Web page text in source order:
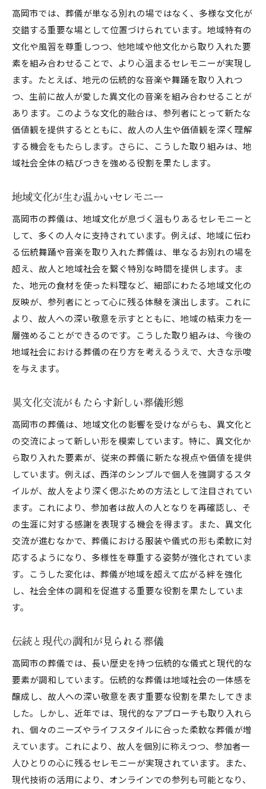
高岡市では、葬儀が単なる別れの場ではなく、多様な文化が
交錯する重要な場として位置づけられています。地域特有の
文化や風習を尊重しつつ、他地域や他文化から取り入れた要
素を組み合わせることで、より心温まるセレモニーが実現し
ます。たとえば、地元の伝統的な音楽や舞踊を取り入れつ
つ、生前に故人が愛した異文化の音楽を組み合わせることが
あります。このような文化的融合は、参列者にとって新たな
価値観を提供するとともに、故人の人生や価値観を深く理解
する機会をもたらします。さらに、こうした取り組みは、地
域社会全体の結びつきを強める役割を果たします。
地域文化が生む温かいセレモニー
高岡市の葬儀は、地域文化が息づく温もりあるセレモニーと
して、多くの人々に支持されています。例えば、地域に伝わ
る伝統舞踊や音楽を取り入れた葬儀は、単なるお別れの場を
超え、故人と地域社会を繋ぐ特別な時間を提供します。ま
た、地元の食材を使った料理など、細部にわたる地域文化の
反映が、参列者にとって心に残る体験を演出します。これに
より、故人への深い敬意を示すとともに、地域の結束力を一
層強めることができるのです。こうした取り組みは、今後の
地域社会における葬儀の在り方を考えるうえで、大きな示唆
を与えます。
異文化交流がもたらす新しい葬儀形態
高岡市の葬儀は、地域文化の影響を受けながらも、異文化と
の交流によって新しい形を模索しています。特に、異文化か
ら取り入れた要素が、従来の葬儀に新たな視点や価値を提供
しています。例えば、西洋のシンプルで個人を強調するスタ
イルが、故人をより深く偲ぶための方法として注目されてい
ます。これにより、参加者は故人の人となりを再確認し、そ
の生涯に対する感謝を表現する機会を得ます。また、異文化
交流が進むなかで、葬儀における服装や儀式の形も柔軟に対
応するようになり、多様性を尊重する姿勢が強化されていま
す。こうした変化は、葬儀が地域を超えて広がる絆を強化
し、社会全体の調和を促進する重要な役割を果たしていま
す。
伝統と現代の調和が見られる葬儀
高岡市の葬儀では、長い歴史を持つ伝統的な儀式と現代的な
要素が調和しています。伝統的な葬儀は地域社会の一体感を
醸成し、故人への深い敬意を表す重要な役割を果たしてきま
した。しかし、近年では、現代的なアプローチも取り入れら
れ、個々のニーズやライフスタイルに合った柔軟な葬儀が増
えています。これにより、故人を個別に称えつつ、参加者一
人ひとりの心に残るセレモニーが実現されています。また、
現代技術の活用により、オンラインでの参列も可能となり、